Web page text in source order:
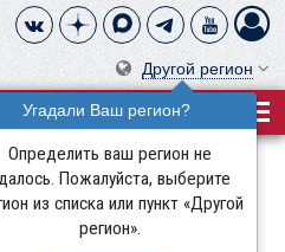
Другой регион
Угадали Ваш регион?
Определить ваш регион не
Пожалуйста, выберите
из списка или пункт «Другой
регион».сетки для